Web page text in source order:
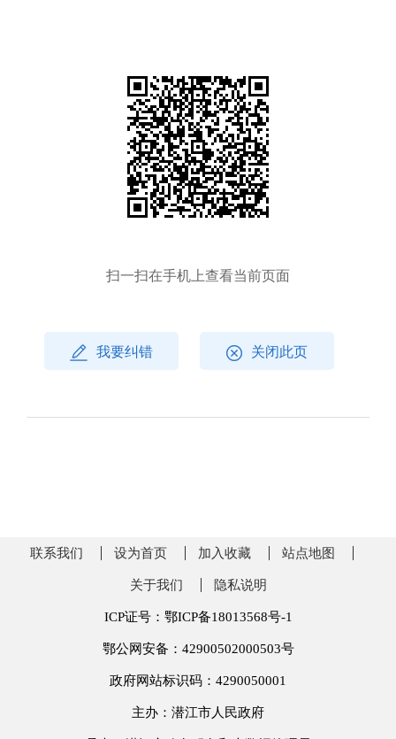
扫一扫在手机上查看当前页面
我要纠错 关闭此页
联系我们 设为首页 加入收藏 站点地图
关于我们 隐私说明
ICP证号：鄂ICP备18013568号-1
鄂公网安备：42900502000503号
政府网站标识码：4290050001
主办：潜江市人民政府